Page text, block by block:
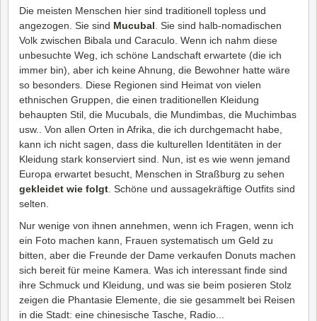
Die meisten Menschen hier sind traditionell topless und
angezogen. Sie sind Mucubal . Sie sind halb-nomadischen
Volk zwischen Bibala und Caraculo. Wenn ich nahm diese
unbesuchte Weg, ich schöne Landschaft erwartete (die ich
immer bin), aber ich keine Ahnung, die Bewohner hatte wäre
so besonders. Diese Regionen sind Heimat von vielen
ethnischen Gruppen, die einen traditionellen Kleidung
behaupten Stil, die Mucubals, die Mundimbas, die Muchimbas
usw.. Von allen Orten in Afrika, die ich durchgemacht habe,
kann ich nicht sagen, dass die kulturellen Identitäten in der
Kleidung stark konserviert sind. Nun, ist es wie wenn jemand
Europa erwartet besucht, Menschen in Straßburg zu sehen
gekleidet wie folgt . Schöne und aussagekräftige Outfits sind
selten.
Nur wenige von ihnen annehmen, wenn ich Fragen, wenn ich
ein Foto machen kann, Frauen systematisch um Geld zu
bitten, aber die Freunde der Dame verkaufen Donuts machen
sich bereit für meine Kamera. Was ich interessant finde sind
ihre Schmuck und Kleidung, und was sie beim posieren Stolz
zeigen die Phantasie Elemente, die sie gesammelt bei Reisen
in die Stadt: eine chinesische Tasche, Radio...